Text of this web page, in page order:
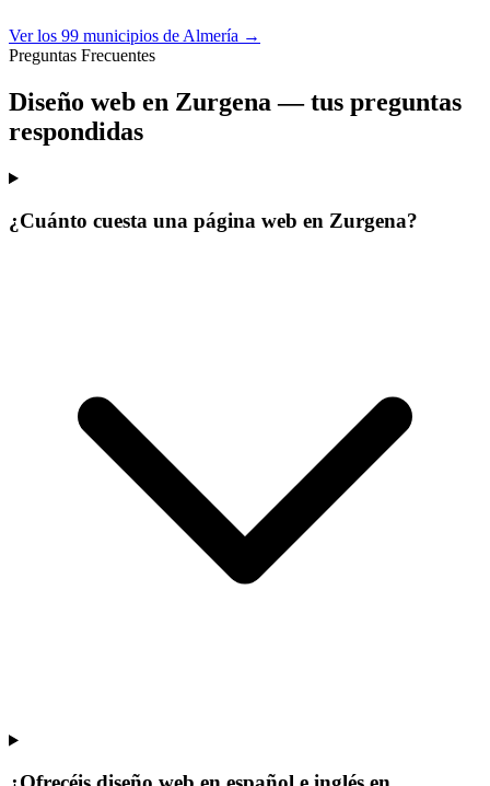
Ver los 99 municipios de Almería →
Preguntas Frecuentes
Diseño web en Zurgena —tus preguntas
respondidas
¿Cuánto cuesta una página web en Zurgena?